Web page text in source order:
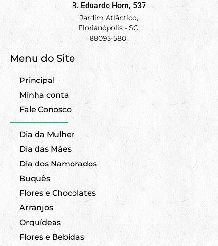
R. Eduardo Horn, 537
Jardim Atlântico,
Florianópolis - SC.
88095-580..
Menu do Site
Principal
Minha conta
Fale Conosco
Dia da Mulher
Dia das Mães
Dia dos Namorados
Buquês
Flores e Chocolates
Arranjos
Orquídeas
Flores e Bebidas